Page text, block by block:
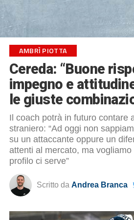
AMBRÌ PIOTTA
Cereda: “Buone
impegno e
le giuste
Il coach potrà in futuro contare
straniero: “Ad oggi non
su un attaccante oppure un
attenti al mercato, ma
profilo ci serve”
Scritto da Andrea Branca